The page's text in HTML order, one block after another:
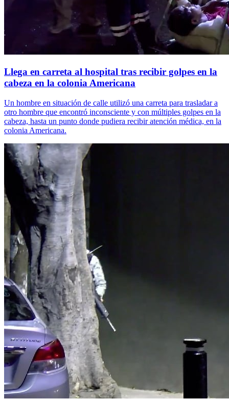
Llega en carreta al hospital tras recibir golpes en la
cabeza en la colonia Americana
Un hombre en situación de calle utilizó una carreta para trasladar a
otro hombre que encontró inconsciente y con múltiples golpes en la
cabeza, hasta un punto donde pudiera recibir atención médica, en la
colonia Americana.